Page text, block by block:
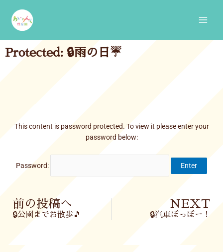
content
Protected: 🔒雨の日☔
This content is password protected. To view it please enter your
password below:
Password:
Prev
前の投稿へ
🔒公園までお散歩🎵
NEXT
🔒汽車ぽっぽー！